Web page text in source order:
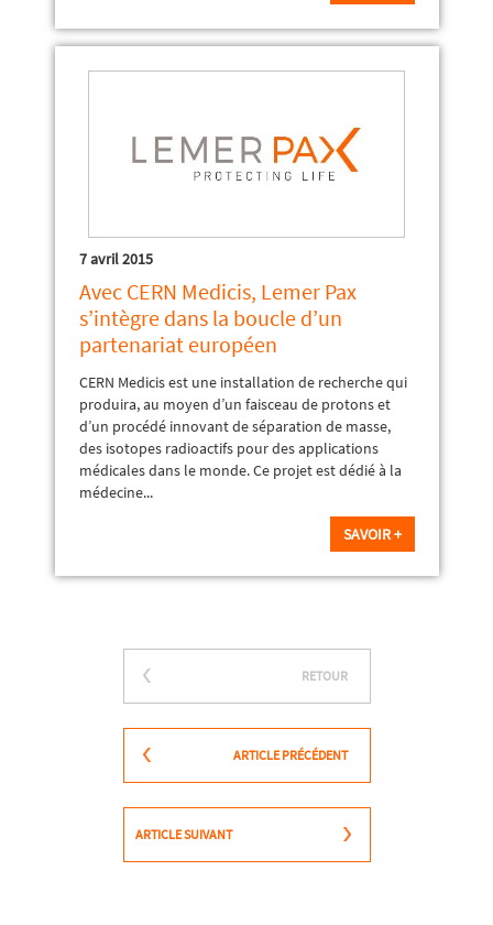
7 avril 2015
Avec CERN Medicis, Lemer Pax
s’intègre dans la boucle d’un
partenariat européen
CERN Medicis est une installation de recherche qui
produira, au moyen d’un faisceau de protons et
d’un procédé innovant de séparation de masse,
des isotopes radioactifs pour des applications
médicales dans le monde. Ce projet est dédié à la
médecine...
SAVOIR +
RETOUR
ARTICLE PRÉCÉDENT
ARTICLE SUIVANT